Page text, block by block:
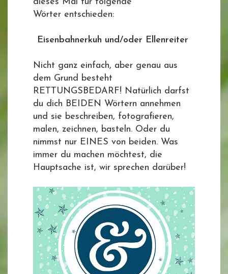
Wörter entschieden:
Eisenbahnerkuh und/oder Ellenreiter
Nicht ganz einfach, aber genau aus
dem Grund besteht
RETTUNGSBEDARF! Natürlich darfst
du dich BEIDEN Wörtern annehmen
und sie beschreiben, fotografieren,
malen, zeichnen, basteln. Oder du
nimmst nur EINES von beiden. Was
immer du machen möchtest, die
Hauptsache ist, wir sprechen darüber!